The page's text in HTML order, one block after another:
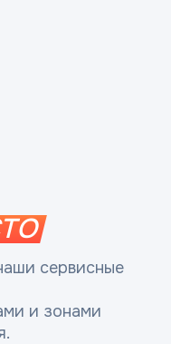
сервисные
и зонами